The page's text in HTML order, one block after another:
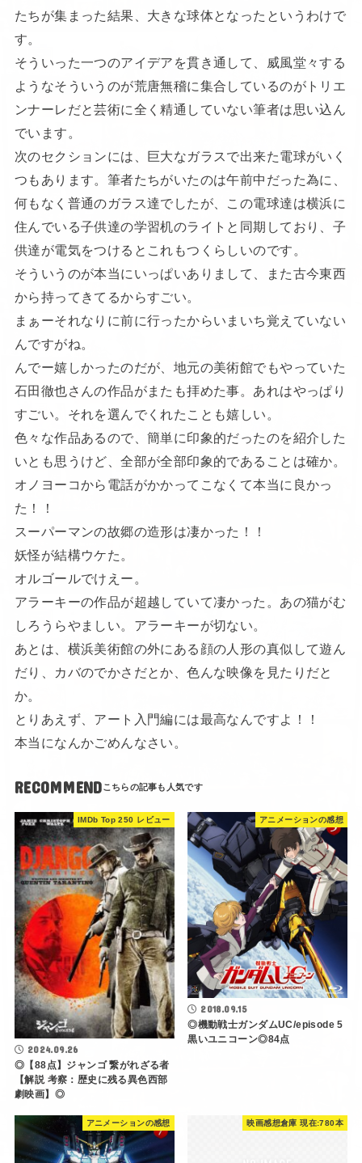
たちが集まった結果、大きな球体となったというわけで
す。
そういった一つのアイデアを貫き通して、威風堂々する
ようなそういうのが荒唐無稽に集合しているのがトリエ
ンナーレだと芸術に全く精通していない筆者は思い込ん
でいます。
次のセクションには、巨大なガラスで出来た電球がいく
つもあります。筆者たちがいたのは午前中だった為に、
何もなく普通のガラス達でしたが、この電球達は横浜に
住んでいる子供達の学習机のライトと同期しており、子
供達が電気をつけるとこれもつくらしいのです。
そういうのが本当にいっぱいありまして、また古今東西
から持ってきてるからすごい。
まぁーそれなりに前に行ったからいまいち覚えていない
んですがね。
んでー嬉しかったのだが、地元の美術館でもやっていた
石田徹也さんの作品がまたも拝めた事。あれはやっぱり
すごい。それを選んでくれたことも嬉しい。
色々な作品あるので、簡単に印象的だったのを紹介した
いとも思うけど、全部が全部印象的であることは確か。
オノヨーコから電話がかかってこなくて本当に良かっ
た！！
スーパーマンの故郷の造形は凄かった！！
妖怪が結構ウケた。
オルゴールでけえー。
アラーキーの作品が超越していて凄かった。あの猫がむ
しろうらやましい。アラーキーが切ない。
あとは、横浜美術館の外にある顔の人形の真似して遊ん
だり、カバのでかさだとか、色んな映像を見たりだと
か。
とりあえず、アート入門編には最高なんですよ！！
本当になんかごめんなさい。
RECOMMEND
IMDb Top 250 レビュー
2024.09.26
◎【88点】ジャンゴ 繋がれざる者
【解説 考察：歴史に残る異色西部
劇映画】◎
アニメーションの感想
2018.09.15
◎機動戦士ガンダムUC/episode 5
黒いユニコーン◎84点
アニメーションの感想 映画感想倉庫 現在:780本